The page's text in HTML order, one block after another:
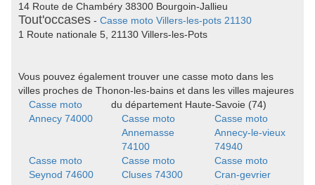
14 Route de Chambéry 38300 Bourgoin-Jallieu
Tout'occases - Casse moto Villers-les-pots 21130
1 Route nationale 5, 21130 Villers-les-Pots
Vous pouvez également trouver une casse moto dans les
villes proches de Thonon-les-bains et dans les villes majeures
du département Haute-Savoie (74)
Casse moto
Annecy 74000
Casse moto
Annemasse
74100
Casse moto
Annecy-le-vieux
74940
Casse moto
Seynod 74600
Casse moto
Cluses 74300
Casse moto
Cran-gevrier